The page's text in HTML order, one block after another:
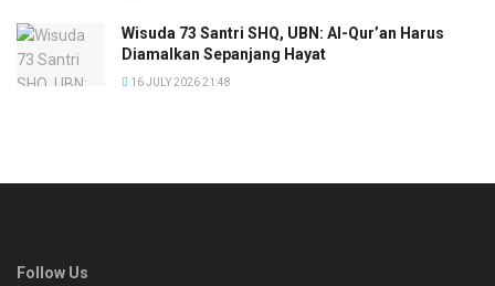
Wisuda 73 Santri SHQ, UBN: Al-Qur’an Harus
Diamalkan Sepanjang Hayat
16 JULY 2026 21:48
Follow Us